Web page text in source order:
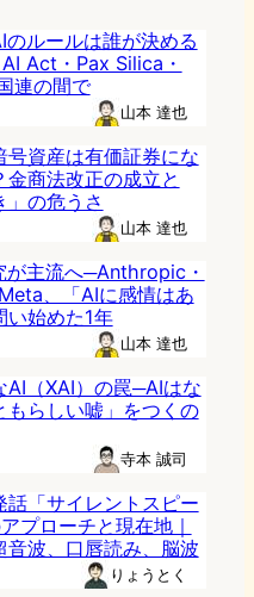
のルールは誰が決める
Act・Pax Silica・
連の間で
山本 達也
号資産は有価証券にな
金商法改正の成立と
」の危うさ
山本 達也
が主流へ─Anthropic・
、「AIに感情はあ
い始めた1年
山本 達也
AI（XAI）の罠─AIはな
もらしい嘘」をつくの
寺本 誠司
話「サイレントスピー
プローチと現在地｜
音波、口唇読み、脳波
りょうとく